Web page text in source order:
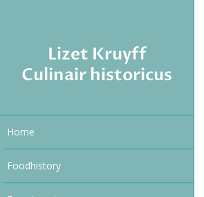
Lizet Kruyff
Culinair historicus
Home
Foodhistory